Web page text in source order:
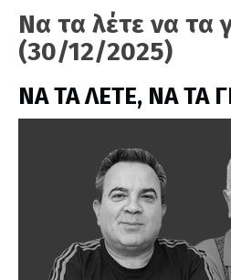
Να τα λέτε να τα
(30/12/2025)
ΝΑ ΤΑ ΛΕΤΕ, ΝΑ ΤΑ